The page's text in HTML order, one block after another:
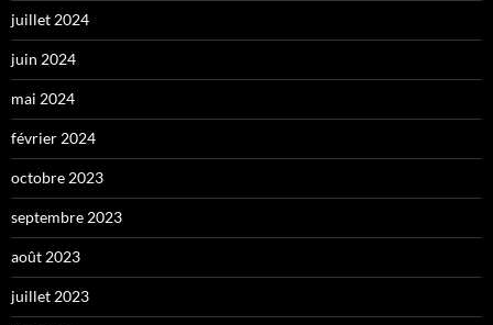
juillet 2024
juin 2024
mai 2024
février 2024
octobre 2023
septembre 2023
août 2023
juillet 2023